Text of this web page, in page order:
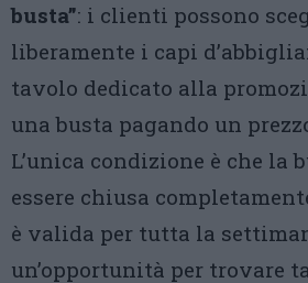
busta”: i clienti possono
liberamente i capi
tavolo dedicato alla
una busta pagando un
L’unica condizione è che la
essere chiusa
è valida per tutta la
un’opportunità per trovare